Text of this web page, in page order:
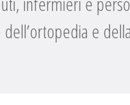
dell’ortopedia e